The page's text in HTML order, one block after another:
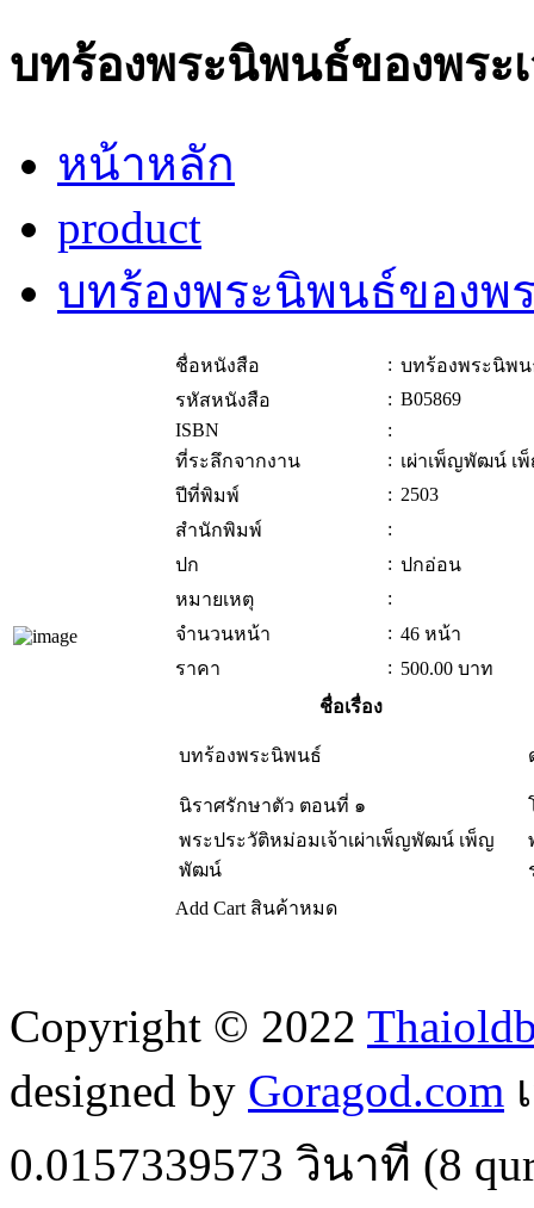
บทร้องพระนิพนธ์ของพระ
หน้าหลัก
product
บทร้องพระนิพนธ์ของพร
ชื่อหนังสือ : บทร้องพระนิพน
รหัสหนังสือ
: B05869
ISBN
:
ที่ระลึกจากงาน
: เผ่าเพ็ญพัฒน์ เ
ปีที่พิมพ์
: 2503
สำนักพิมพ์
:
ปก
: ปกอ่อน
หมายเหตุ
:
จำนวนหน้า
: 46 หน้า
ราคา
: 500.00 บาท
ชื่อเรื่อง
บทร้องพระนิพนธ์
นิราศรักษาตัว ตอนที่ ๑
พระประวัติหม่อมเจ้าเผ่าเพ็ญพัฒน์ เพ็ญ
พัฒน์
Add Cart สินค้าหมด
Copyright © 2022
designed by Goragod.com
0.0157339573 วินาที (8